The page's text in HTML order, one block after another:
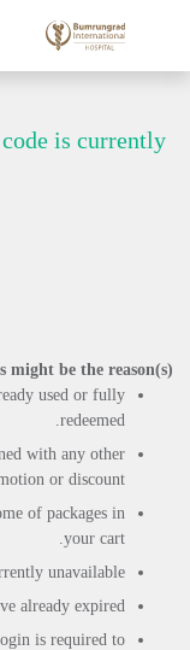
is currently
might be the reason(s):
used or fully
redeemed.
with any other
or discount.
of packages in
your cart.
unavailable.
already expired.
is required to